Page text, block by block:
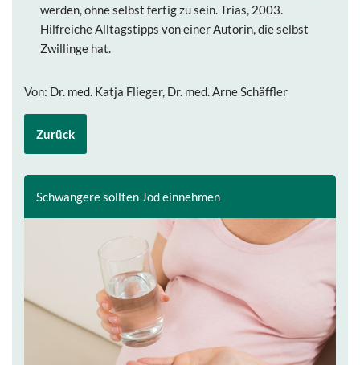
werden, ohne selbst fertig zu sein. Trias, 2003.
Hilfreiche Alltagstipps von einer Autorin, die selbst
Zwillinge hat.
Von: Dr. med. Katja Flieger, Dr. med. Arne Schäffler
Zurück
Schwangere sollten Jod einnehmen